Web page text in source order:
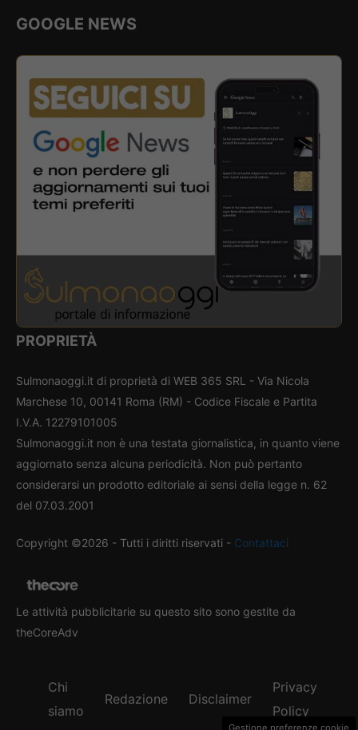
GOOGLE NEWS
PROPRIETÀ
Sulmonaoggi.it di proprietà di WEB 365 SRL - Via Nicola
Marchese 10, 00141 Roma (RM) - Codice Fiscale e Partita
I.V.A. 12279101005
Sulmonaoggi.it non è una testata giornalistica, in quanto viene
aggiornato senza alcuna periodicità. Non può pertanto
considerarsi un prodotto editoriale ai sensi della legge n. 62
del 07.03.2001
Copyright ©2026 - Tutti i diritti riservati - Contattaci
Le attività pubblicitarie su questo sito sono gestite da
theCoreAdv
Chi
siamo
Redazione Disclaimer
Privacy
Policy
Gestione preferenze cookie